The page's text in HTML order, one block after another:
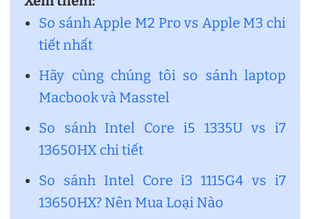
So sánh Apple M2 Pro vs Apple M3 chi
tiết nhất
Hãy cùng chúng tôi so sánh laptop
Macbook và Masstel
So sánh Intel Core i5 1335U vs i7
13650HX chi tiết
So sánh Intel Core i3 1115G4 vs i7
13650HX? Nên Mua Loại Nào